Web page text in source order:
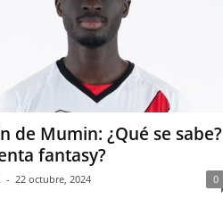
de Mumin: ¿Qué se sabe?
fantasy?
- 22 octubre, 2024 0